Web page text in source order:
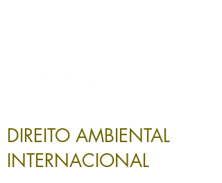
DIREITO AMBIENTAL
INTERNACIONAL